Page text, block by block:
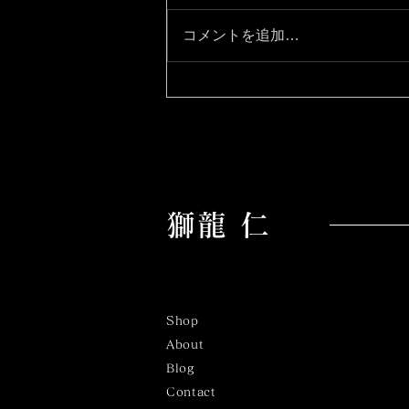
結局行動と結果
コメントを追加…
​獅龍 仁
Shop
About
​Blog
Contact